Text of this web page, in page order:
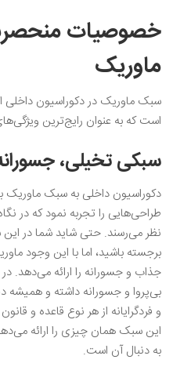
خصوصیات
ماوریک
سبک ماوریک در دکوراسیون داخلی
است که به عنوان رایج‌ترین
سبکی تخیلی،
دکوراسیون داخلی به سبک
طراحی‌هایی را تجربه نمود که در
نظر می‌رسند. حتی شاید شما در
برجسته باشید، اما با این وجود
جذاب و جسورانه را ارائه
بی‌پروا و جسورانه داشته و همیشه
و فردگرایانه از هر نوع قاعده و
این سبک همان چیزی را ارائه
به دنبال آن است.